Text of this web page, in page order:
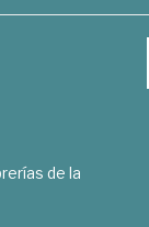
de la